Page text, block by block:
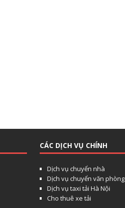
CÁC DỊCH VỤ CHÍNH
Dịch vụ chuyển nhà
Dịch vụ chuyển văn phòng
Dịch vụ taxi tải Hà Nội
Cho thuê xe tải